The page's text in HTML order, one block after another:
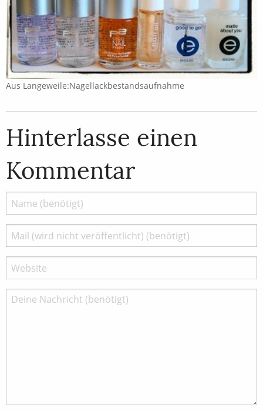
Aus Langeweile:Nagellackbestandsaufnahme
Hinterlasse einen
Kommentar